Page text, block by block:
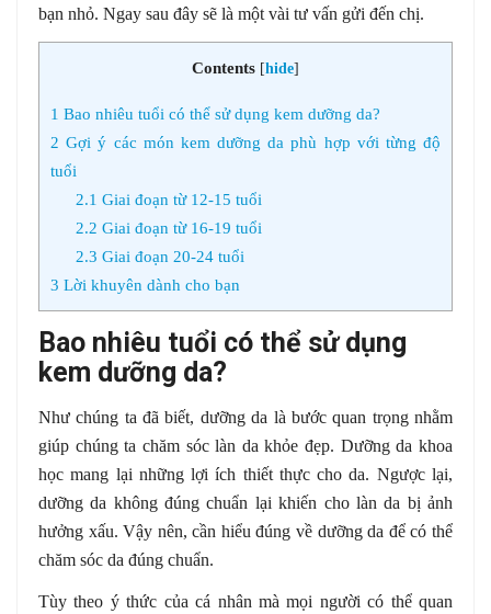
bạn nhỏ. Ngay sau đây sẽ là một vài tư vấn gửi đến chị.
Contents [hide]
1 Bao nhiêu tuổi có thể sử dụng kem dưỡng da?
2 Gợi ý các món kem dưỡng da phù hợp với từng độ
tuổi
2.1 Giai đoạn từ 12-15 tuổi
2.2 Giai đoạn từ 16-19 tuổi
2.3 Giai đoạn 20-24 tuổi
3 Lời khuyên dành cho bạn
Bao nhiêu tuổi có thể sử dụng
kem dưỡng da?
Như chúng ta đã biết, dưỡng da là bước quan trọng nhằm
giúp chúng ta chăm sóc làn da khỏe đẹp. Dưỡng da khoa
học mang lại những lợi ích thiết thực cho da. Ngược lại,
dưỡng da không đúng chuẩn lại khiến cho làn da bị ảnh
hưởng xấu. Vậy nên, cần hiểu đúng về dưỡng da để có thể
chăm sóc da đúng chuẩn.
Tùy theo ý thức của cá nhân mà mọi người có thể quan